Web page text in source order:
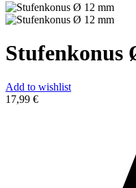
Stufenkonus
Add to wishlist
17,99 €